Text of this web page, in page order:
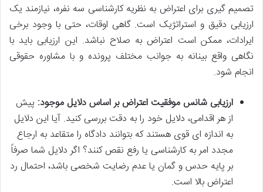
تصمیم گیری برای اعتراض به نظریه کارشناسی سه نفره، نیازمند یک
ارزیابی دقیق و استراتژیک است. گاهی اوقات، حتی با وجود برخی
ایرادات، ممکن است اعتراض به صلاح نباشد. این ارزیابی باید با
نگاهی واقع بینانه به جوانب مختلف پرونده و با مشاوره حقوقی
انجام شود.
ارزیابی شانس موفقیت اعتراض بر اساس دلایل موجود: پیش
از هر اقدامی، دلایل خود را به دقت بررسی کنید. آیا این دلایل
به اندازه ای قوی هستند که بتوانند دادگاه را متقاعد به ارجاع
مجدد امر به کارشناسی یا رفع نقص کنند؟ اگر دلایل شما صرفاً
بر پایه حدس و گمان یا عدم رضایت شخصی باشد، احتمال رد
اعتراض بالا است.